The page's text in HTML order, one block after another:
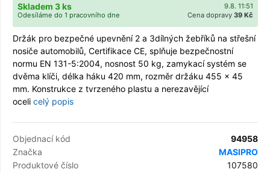
9.8. 11:51
Skladem 3 ks
Cena dopravy 39 Kč
Odesíláme do 1 pracovního dne
Držák pro bezpečné upevnění 2 a 3dílných žebříků na střešní
nosiče automobilů, Certifikace CE, splňuje bezpečnostní
normu EN 131-5:2004, nosnost 50 kg, zamykací systém se
dvěma klíči, délka háku 420 mm, rozměr držáku 455 × 45
mm. Konstrukce z tvrzeného plastu a nerezavějící
oceli celý popis
Objednací kód
94958
Značka
MASIPRO
Produktové číslo
107580